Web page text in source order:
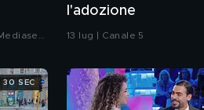
l'adozione
13 lug | Canale 5
30 SEC